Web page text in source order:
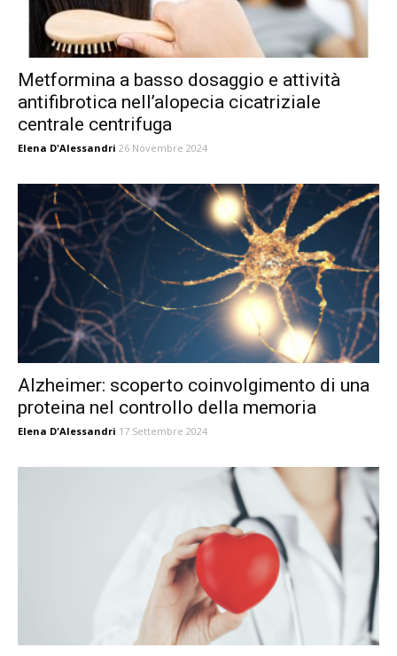
Metformina a basso dosaggio e attività
antifibrotica nell’alopecia cicatriziale
centrale centrifuga
Elena D'Alessandri 26 Novembre 2024
Alzheimer: scoperto coinvolgimento di una
proteina nel controllo della memoria
Elena D'Alessandri 17 Settembre 2024